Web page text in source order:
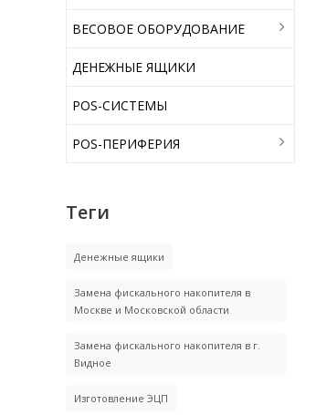
ВЕСОВОЕ ОБОРУДОВАНИЕ
ДЕНЕЖНЫЕ ЯЩИКИ
POS-СИСТЕМЫ
POS-ПЕРИФЕРИЯ
Теги
Денежные ящики
Замена фискального накопителя в
Москве и Московской области
Замена фискального накопителя в г.
Видное
Изготовление ЭЦП